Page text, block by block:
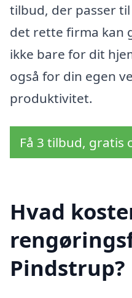
tilbud, der passer
det rette firma kan
ikke bare for dit
også for din egen
produktivitet.
Få 3 tilbud, gratis
Hvad
Pindstrup?